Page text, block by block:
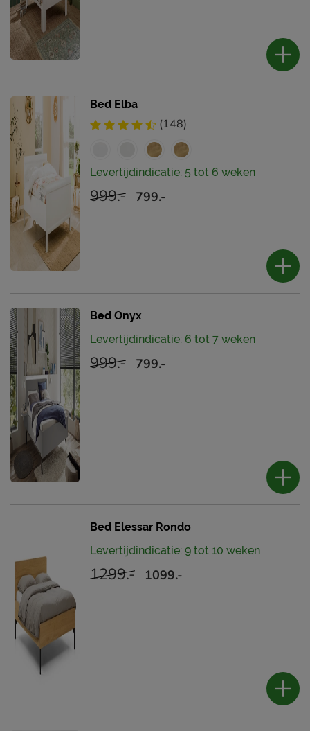
Bed Elba
(148)
Levertijdindicatie: 5 tot 6 weken
999.- 799.-
Bed Onyx
Levertijdindicatie: 6 tot 7 weken
999.- 799.-
Bed Elessar Rondo
Levertijdindicatie: 9 tot 10 weken
1299.- 1099.-